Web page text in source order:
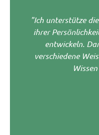
"Ich unterstütze
ihrer
entwickeln.
verschiedene